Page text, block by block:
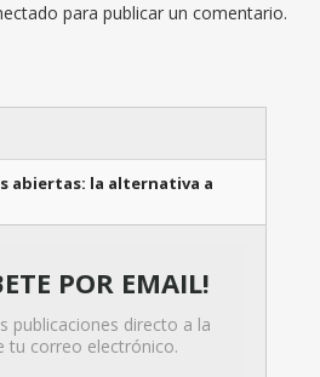
para publicar un comentario.
abiertas: la alternativa a
POR EMAIL!
publicaciones directo a la
tu correo electrónico.